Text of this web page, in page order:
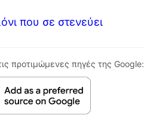
που σε στενεύει
προτιμώμενες πηγές της Google: